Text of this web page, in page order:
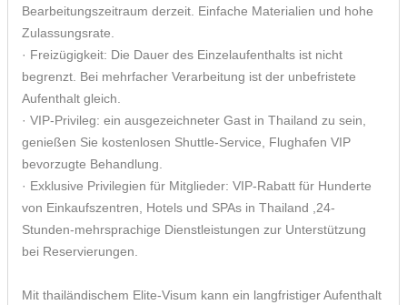
Bearbeitungszeitraum derzeit. Einfache Materialien und hohe
Zulassungsrate.
· Freizügigkeit: Die Dauer des Einzelaufenthalts ist nicht
begrenzt. Bei mehrfacher Verarbeitung ist der unbefristete
Aufenthalt gleich.
· VIP-Privileg: ein ausgezeichneter Gast in Thailand zu sein,
genießen Sie kostenlosen Shuttle-Service, Flughafen VIP
bevorzugte Behandlung.
· Exklusive Privilegien für Mitglieder: VIP-Rabatt für Hunderte
von Einkaufszentren, Hotels und SPAs in Thailand ,24-
Stunden-mehrsprachige Dienstleistungen zur Unterstützung
bei Reservierungen.
Mit thailändischem Elite-Visum kann ein langfristiger Aufenthalt